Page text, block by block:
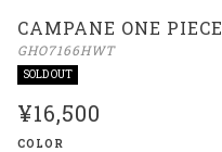
CAMPANE ONE PIECE
GHO7166HWT
SOLD OUT
¥16,500
COLOR